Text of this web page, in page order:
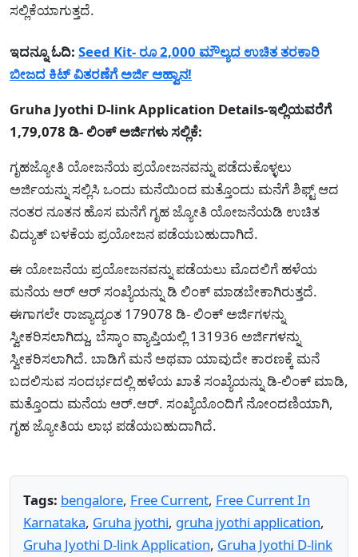
ಸಲ್ಲಿಕೆಯಾಗುತ್ತದೆ.
ಇದನ್ನೂ ಓದಿ: Seed Kit- ರೂ 2,000 ಮೌಲ್ಯದ ಉಚಿತ ತರಕಾರಿ
ಬೀಜದ ಕಿಟ್ ವಿತರಣೆಗೆ ಅರ್ಜಿ ಆಹ್ವಾನ!
Gruha Jyothi D-link Application Details-ಇಲ್ಲಿಯವರೆಗೆ
1,79,078 ಡಿ- ಲಿಂಕ್‌ ಅರ್ಜಿಗಳು ಸಲ್ಲಿಕೆ:
ಗೃಹಜ್ಯೋತಿ ಯೋಜನೆಯ ಪ್ರಯೋಜನವನ್ನು ಪಡೆದುಕೊಳ್ಳಲು
ಅರ್ಜಿಯನ್ನು ಸಲ್ಲಿಸಿ ಒಂದು ಮನೆಯಿಂದ ಮತ್ತೊಂದು ಮನೆಗೆ ಶಿಫ್ಟ್ ಆದ
ನಂತರ ನೂತನ ಹೊಸ ಮನೆಗೆ ಗೃಹ ಜ್ಯೋತಿ ಯೋಜನೆಯಡಿ ಉಚಿತ
ವಿದ್ಯುತ್ ಬಳಕೆಯ ಪ್ರಯೋಜನ ಪಡೆಯಬಹುದಾಗಿದೆ.
ಈ ಯೋಜನೆಯ ಪ್ರಯೋಜನವನ್ನು ಪಡೆಯಲು ಮೊದಲಿಗೆ ಹಳೆಯ
ಮನೆಯ ಆರ್‌ ಆರ್‌ ಸಂಖ್ಯೆಯನ್ನು ಡಿ ಲಿಂಕ್‌ ಮಾಡಬೇಕಾಗಿರುತ್ತದೆ.
ಈಗಾಗಲೇ ರಾಜ್ಯಾದ್ಯಂತ 179078 ಡಿ- ಲಿಂಕ್‌ ಅರ್ಜಿಗಳನ್ನು
ಸ್ವೀಕರಿಸಲಾಗಿದ್ದು, ಬೆಸ್ಕಾಂ ವ್ಯಾಪ್ತಿಯಲ್ಲಿ 131936 ಅರ್ಜಿಗಳನ್ನು
ಸ್ವೀಕರಿಸಲಾಗಿದೆ. ಬಾಡಿಗೆ ಮನೆ ಅಥವಾ ಯಾವುದೇ ಕಾರಣಕ್ಕೆ ಮನೆ
ಬದಲಿಸುವ ಸಂದರ್ಭದಲ್ಲಿ ಹಳೆಯ ಖಾತೆ ಸಂಖ್ಯೆಯನ್ನು ಡಿ-ಲಿಂಕ್ ಮಾಡಿ,
ಮತ್ತೊಂದು ಮನೆಯ ಆರ್.ಆರ್. ಸಂಖ್ಯೆಯೊಂದಿಗೆ ನೋಂದಣಿಯಾಗಿ,
ಗೃಹ ಜ್ಯೋತಿಯ ಲಾಭ ಪಡೆಯಬಹುದಾಗಿದೆ.
Tags: bengalore, Free Current, Free Current In
Karnataka, Gruha jyothi, gruha jyothi application,
Gruha Jyothi D-link Application, Gruha Jyothi D-link